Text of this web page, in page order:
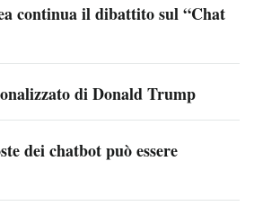
continua il dibattito sul “Chat
di Donald Trump
dei chatbot può essere